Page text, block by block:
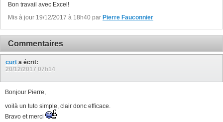
Bon travail avec Excel!
Mis à jour 19/12/2017 à 18h40 par Pierre Fauconnier
Commentaires
curt a écrit:
20/12/2017 07h14
Bonjour Pierre,
voilà un tuto simple, clair donc efficace.
Bravo et merci